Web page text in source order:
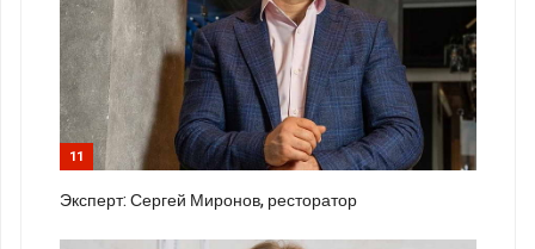
11
Эксперт: Сергей Миронов, ресторатор